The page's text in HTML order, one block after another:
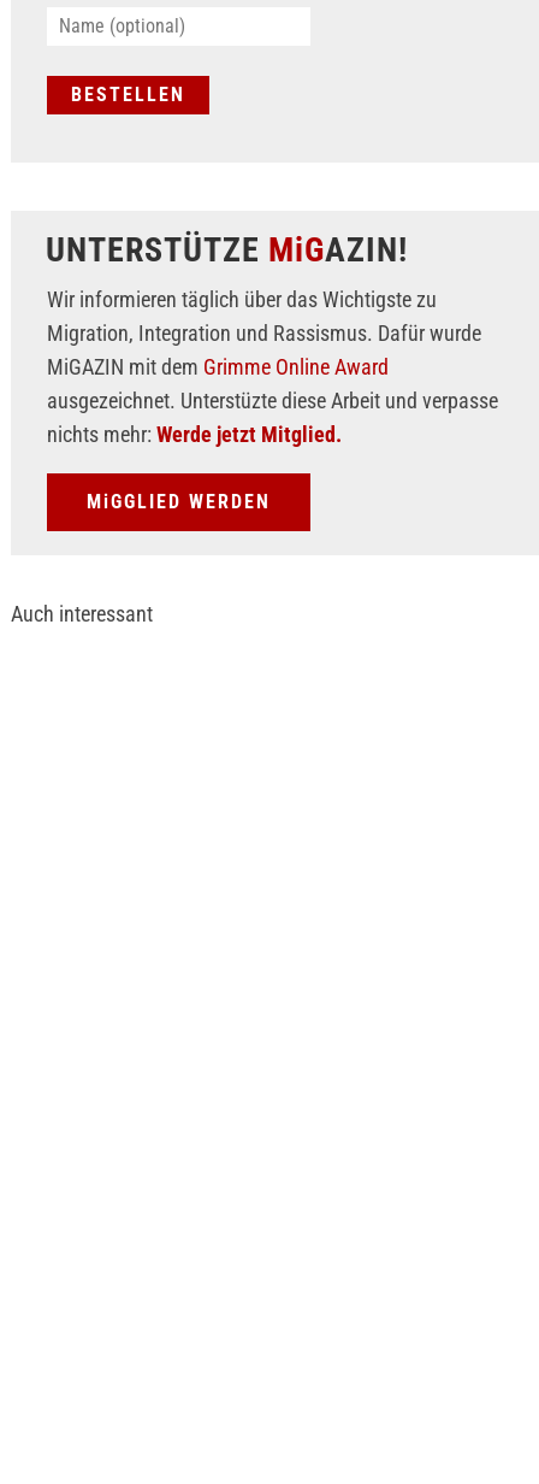
UNTERSTÜTZE MiGAZIN!
Wir informieren täglich über das Wichtigste zu
Migration, Integration und Rassismus. Dafür wurde
MiGAZIN mit dem Grimme Online Award
ausgezeichnet. Unterstüzte diese Arbeit und verpasse
nichts mehr: Werde jetzt Mitglied.
MiGGLIED WERDEN
Auch interessant